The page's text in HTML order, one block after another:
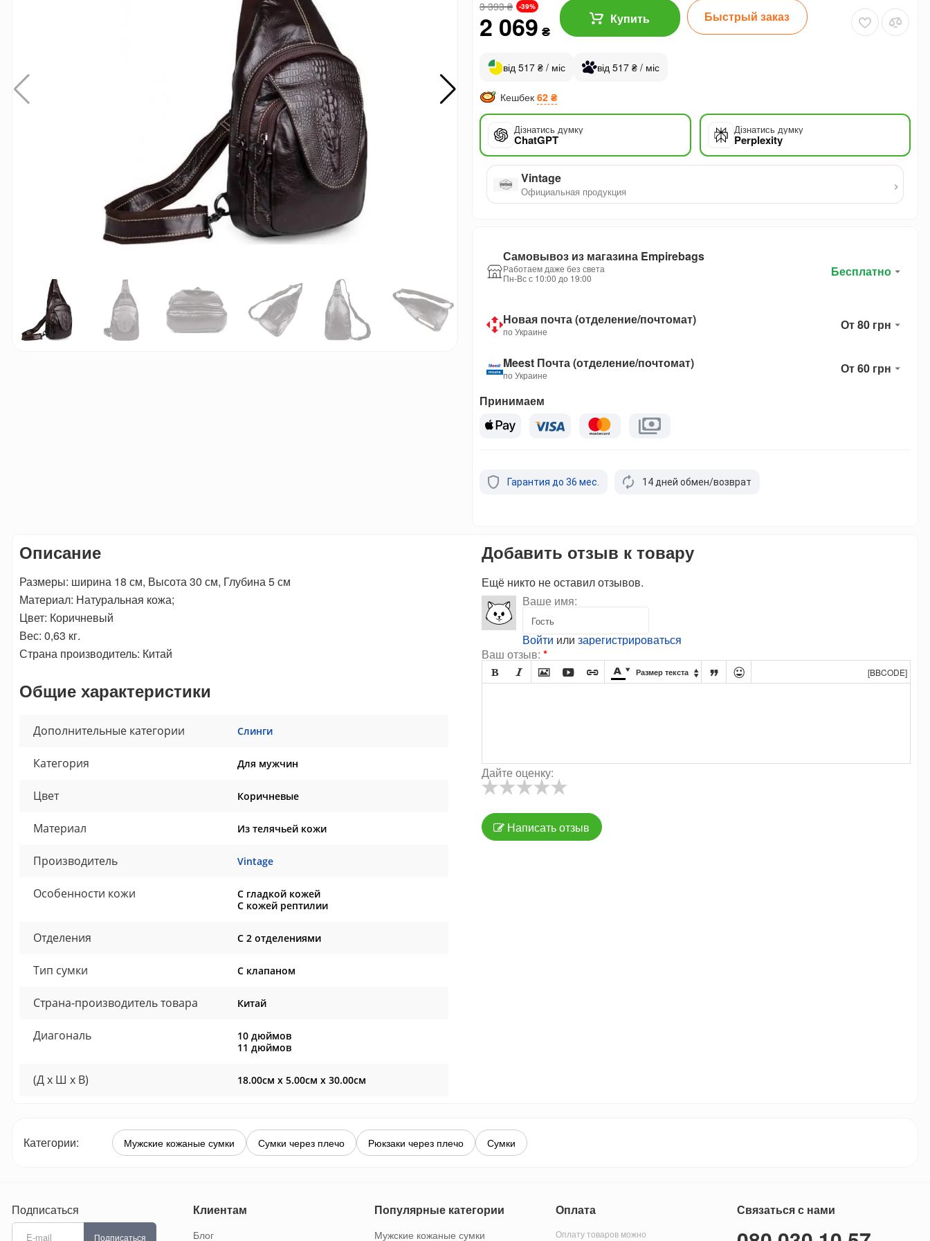
3 393₴ -39%
2 069 ₴
Купить Быстрый заказ
від 517 ₴ / міс від 517 ₴ / міс
Кешбек 62 ₴
Дізнатись думку
ChatGPT
Дізнатись думку
Perplexity
Vintage
Официальная продукция ›
Самовывоз из магазина Empirebags
Работаем даже без света
Пн-Вс с 10:00 до 19:00
Бесплатно
Новая почта (отделение/почтомат)
по Украине От 80 грн
Meest Почта (отделение/почтомат)
по Украине От 60 грн
Принимаем
Гарантия до 36 мес. 14 дней обмен/возврат
Описание
Размеры: ширина 18 см, Высота 30 см, Глубина 5 см
Материал: Натуральная кожа;
Цвет: Коричневый
Вес: 0,63 кг.
Страна производитель: Китай
Общие характеристики
Дополнительные категории Слинги
Категория Для мужчин
Цвет Коричневые
Материал Из телячьей кожи
Производитель Vintage
Особенности кожи
С гладкой кожей
С кожей рептилии
Отделения С 2 отделениями
Тип сумки С клапаном
Страна-производитель товара Китай
Диагональ
10 дюймов
11 дюймов
(Д x Ш x В) 18.00см x 5.00см x 30.00см
Добавить отзыв к товару
Ещё никто не оставил отзывов.
Ваше имя:
Войти или зарегистрироваться
Ваш отзыв: *
       Размер текста    [BBCODE]
Дайте оценку:
Написать отзыв
Категории: Мужские кожаные сумки Сумки через плечо Рюкзаки через плечо Сумки
Подписаться
Подписаться
Клиентам
Блог
Популярные категории
Мужские кожаные сумки
Оплата
Оплату товаров можно
Связаться с нами